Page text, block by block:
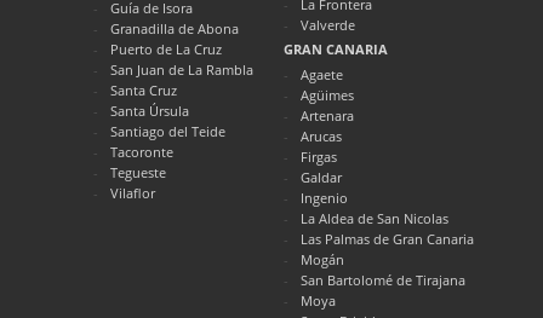
Guía de Isora
Granadilla de Abona
Puerto de La Cruz
San Juan de La Rambla
Santa Cruz
Santa Úrsula
Santiago del Teide
Tacoronte
Tegueste
Vilaflor
La Frontera
Valverde
GRAN CANARIA
Agaete
Agüimes
Artenara
Arucas
Firgas
Galdar
Ingenio
La Aldea de San Nicolas
Las Palmas de Gran Canaria
Mogán
San Bartolomé de Tirajana
Moya